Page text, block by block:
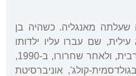
1968 למשפחה שעלתה מאנגליה. כשהיה בן
שם עברו עליו ילדותו
ונעוריו. בצבא שירת ביחידה קרבית, ולאחר שחרורו, ב-1990,
קולג', אוניברסיטת